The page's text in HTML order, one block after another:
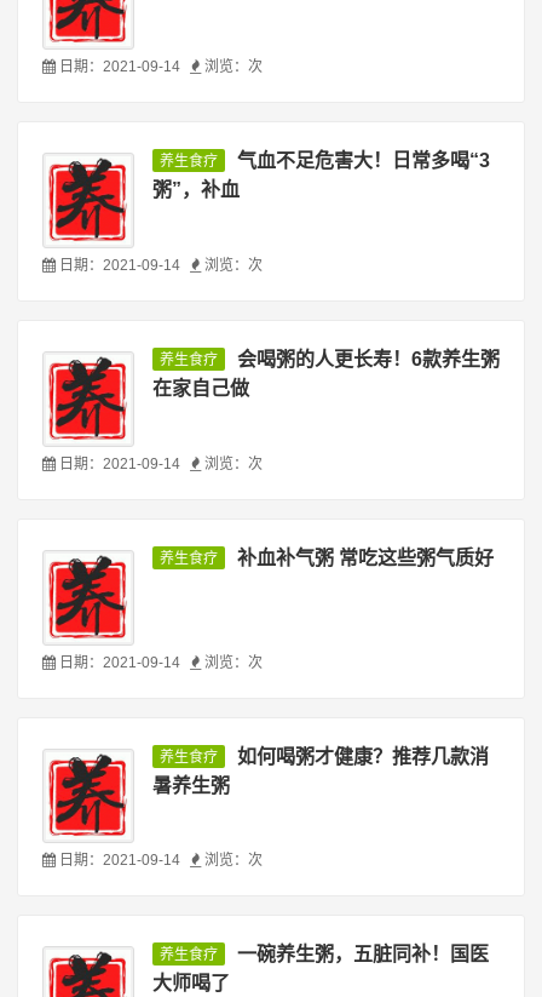
日期：2021-09-14 浏览： 次
养生食疗
气血不足危害大！日常多喝“3
粥”，补血
日期：2021-09-14 浏览： 次
养生食疗
会喝粥的人更长寿！6款养生粥
在家自己做
日期：2021-09-14 浏览： 次
养生食疗 补血补气粥 常吃这些粥气质好
日期：2021-09-14 浏览： 次
养生食疗
如何喝粥才健康？推荐几款消
暑养生粥
日期：2021-09-14 浏览： 次
养生食疗
一碗养生粥，五脏同补！国医
大师喝了